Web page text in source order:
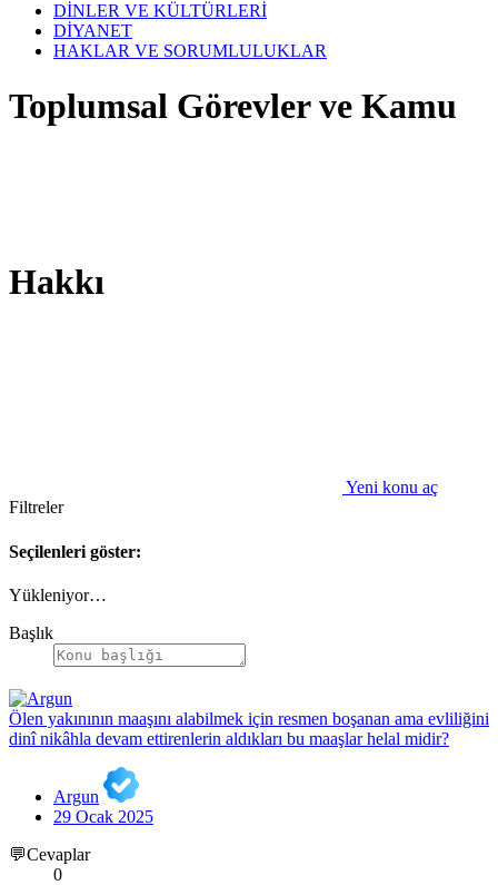
DİNLER VE KÜLTÜRLERİ
DİYANET
HAKLAR VE SORUMLULUKLAR
Toplumsal Görevler ve Kamu
Hakkı
Yeni konu aç
Filtreler
Seçilenleri göster:
Yükleniyor…
Başlık
Ölen yakınının maaşını alabilmek için resmen boşanan ama evliliğini
dinî nikâhla devam ettirenlerin aldıkları bu maaşlar helal midir?
Argun
29 Ocak 2025
💬Cevaplar
0